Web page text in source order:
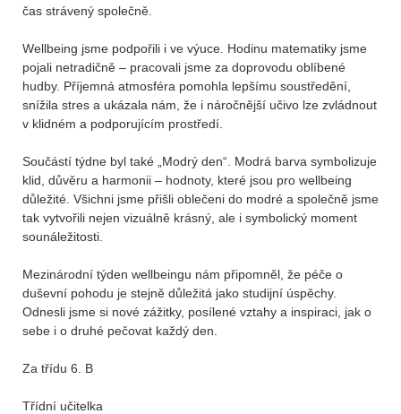
čas strávený společně.
Wellbeing jsme podpořili i ve výuce. Hodinu matematiky jsme
pojali netradičně – pracovali jsme za doprovodu oblíbené
hudby. Příjemná atmosféra pomohla lepšímu soustředění,
snížila stres a ukázala nám, že i náročnější učivo lze zvládnout
v klidném a podporujícím prostředí.
Součástí týdne byl také „Modrý den“. Modrá barva symbolizuje
klid, důvěru a harmonii – hodnoty, které jsou pro wellbeing
důležité. Všichni jsme přišli oblečeni do modré a společně jsme
tak vytvořili nejen vizuálně krásný, ale i symbolický moment
sounáležitosti.
Mezinárodní týden wellbeingu nám připomněl, že péče o
duševní pohodu je stejně důležitá jako studijní úspěchy.
Odnesli jsme si nové zážitky, posílené vztahy a inspiraci, jak o
sebe i o druhé pečovat každý den.
Za třídu 6. B
Třídní učitelka